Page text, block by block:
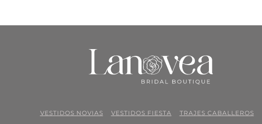
VESTIDOS NOVIAS VESTIDOS FIESTA TRAJES CABALLEROS